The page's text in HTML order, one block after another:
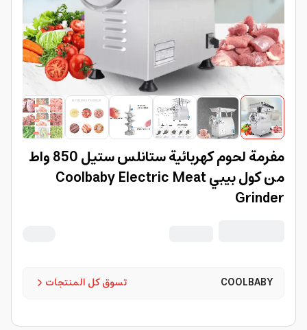
مفرمة لحوم كهربائية ستانلس ستيل 850 واط
من كول بيبي Coolbaby Electric Meat
Grinder
تسوق كل المنتجات COOLBABY